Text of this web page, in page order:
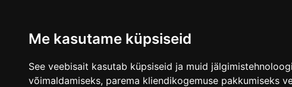
Me kasutame küpsiseid
See veebisait kasutab küpsiseid ja muid
võimaldamiseks, parema kliendikogemuse pakkumiseks